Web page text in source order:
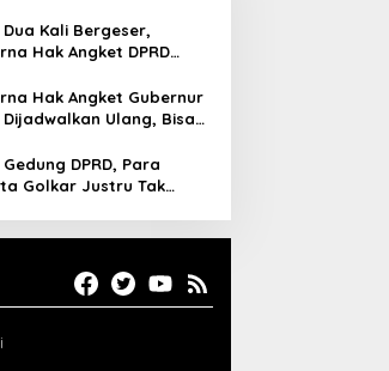
Dua Kali Bergeser,
Hak Angket DPRD
Hak Angket Gubernur
Ulang, Bisa
DPRD, Para
Golkar Justru Tak